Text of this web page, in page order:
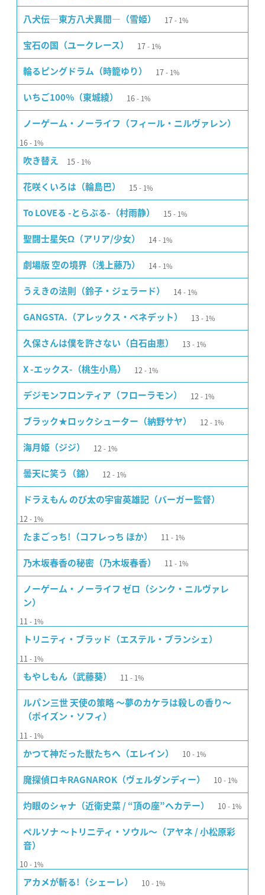
八犬伝―東方八犬異聞―（雪姫） 17 1%
宝石の国（ユークレース） 17 1%
輪るピングドラム（時籠ゆり） 17 1%
いちご100%（東城綾） 16 1%
ノーゲーム・ノーライフ（フィール・ニルヴァレン）
16 1%
吹き替え 15 1%
花咲くいろは（輪島巴） 15 1%
To LOVEる -とらぶる-（村雨静） 15 1%
聖闘士星矢Ω（アリア/少女） 14 1%
劇場版 空の境界（浅上藤乃） 14 1%
うえきの法則（鈴子・ジェラード） 14 1%
GANGSTA.（アレックス・ベネデット） 13 1%
久保さんは僕を許さない（白石由恵） 13 1%
X -エックス-（桃生小鳥） 12 1%
デジモンフロンティア（フローラモン） 12 1%
ブラック★ロックシューター（納野サヤ） 12 1%
海月姫（ジジ） 12 1%
曇天に笑う（錦） 12 1%
ドラえもん のび太の宇宙英雄記（バーガー監督）
12 1%
たまごっち!（コフレっち ほか） 11 1%
乃木坂春香の秘密（乃木坂春香） 11 1%
ノーゲーム・ノーライフ ゼロ（シンク・ニルヴァレ
ン）
11 1%
トリニティ・ブラッド（エステル・ブランシェ）
11 1%
もやしもん（武藤葵） 11 1%
ルパン三世 天使の策略 〜夢のカケラは殺しの香り〜
（ポイズン・ソフィ）
11 1%
かつて神だった獣たちへ（エレイン） 10 1%
魔探偵ロキRAGNAROK（ヴェルダンディー） 10 1%
灼眼のシャナ（近衛史菜 / “頂の座”ヘカテー） 10 1%
ペルソナ 〜トリニティ・ソウル〜（アヤネ / 小松原彩
音）
10 1%
アカメが斬る!（シェーレ） 10 1%